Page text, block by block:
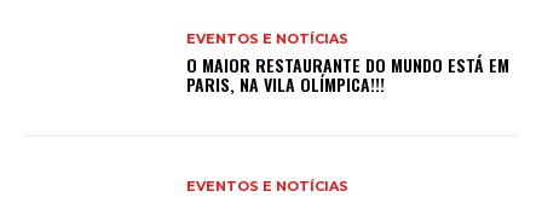
EVENTOS E NOTÍCIAS
O MAIOR RESTAURANTE DO MUNDO ESTÁ EM
PARIS, NA VILA OLÍMPICA!!!
EVENTOS E NOTÍCIAS